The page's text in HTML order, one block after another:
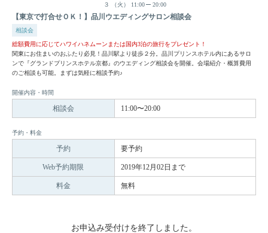
３ （火） 11:00 20:00
【東京で打合せＯＫ！】品川ウエディングサロン相談会
相談会
総額費用に応じてハワイハネムーンまたは国内3泊の旅行をプレゼント！
関東にお住まいのおふたり必見！品川駅より徒歩２分。品川プリンスホテル内にあるサロ
ンで『グランドプリンスホテル京都』のウエディング相談会を開催。会場紹介・概算費用
のご相談も可能。まずは気軽に相談予約♪
開催内容・時間
相談会 11:00〜20:00
予約・料金
予約 要予約
Web予約期限 2019年12月02日まで
料金 無料
お申込み受付けを終了しました。